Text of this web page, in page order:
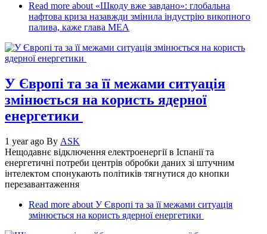
Read more about «Шкоду вже завдано»: глобальна
нафтова криза назавжди змінила індустрію викопного
палива, каже глава МЕА
У Європі та за її межами ситуація
змінюється на користь ядерної
енергетики
1 year ago By ASK
Нещодавнє відключення електроенергії в Іспанії та
енергетичні потреби центрів обробки даних зі штучним
інтелектом спонукають політиків тягнутися до кнопки
перезавантаження
Read more about У Європі та за її межами ситуація
змінюється на користь ядерної енергетики